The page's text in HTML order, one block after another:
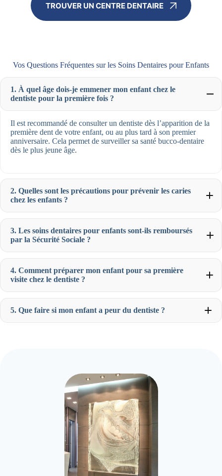
TROUVER UN CENTRE DENTAIRE
Vos Questions Fréquentes sur les Soins Dentaires pour Enfants
1. À quel âge dois-je emmener mon enfant chez le
dentiste pour la première fois ?
Il est recommandé de consulter un dentiste dès l’apparition de la
première dent de votre enfant, ou au plus tard à son premier
anniversaire. Cela permet de surveiller sa santé bucco-dentaire
dès le plus jeune âge.
2. Quelles sont les précautions pour prévenir les caries
chez les enfants ?
3. Les soins dentaires pour enfants sont-ils remboursés
par la Sécurité Sociale ?
4. Comment préparer mon enfant pour sa première
visite chez le dentiste ?
5. Que faire si mon enfant a peur du dentiste ?